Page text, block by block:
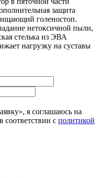
защита
голеностоп.
нетоксичной пыли,
стелька из ЭВА
нагрузку на суставы
я соглашаюсь на
соответствии с политикой